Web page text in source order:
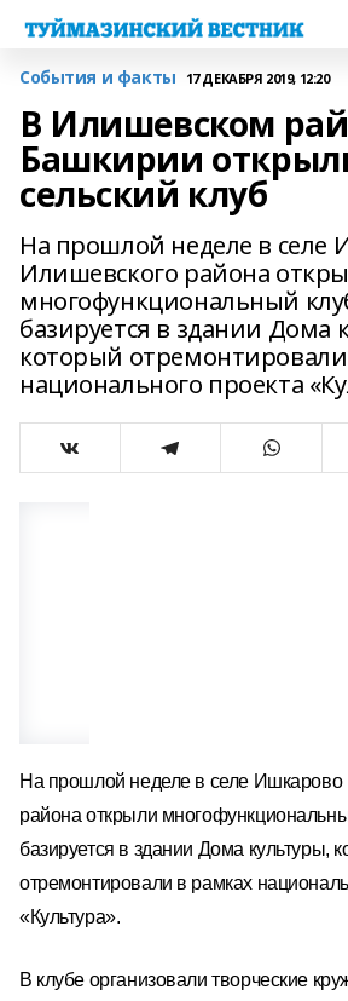
События и факты 17 ДЕКАБРЯ 2019, 12:20
В Илишевском
Башкирии
сельский клуб
На прошлой неделе в селе
Илишевского района
многофункциональный
базируется в здании Дома
который
национального проекта
На прошлой неделе в селе Ишкарово
района открыли
базируется в здании Дома культуры,
отремонтировали в рамках
«Культура».
В клубе организовали творческие